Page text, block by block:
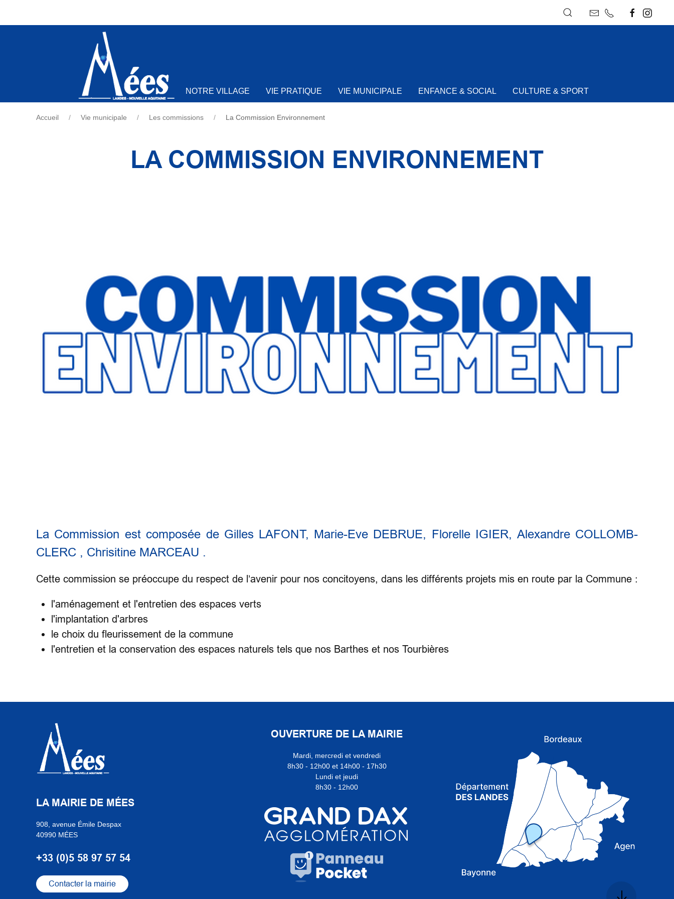
NOTRE VILLAGE VIE PRATIQUE VIE MUNICIPALE ENFANCE & SOCIAL CULTURE & SPORT
Accueil Vie municipale Les commissions La Commission Environnement
LA COMMISSION ENVIRONNEMENT
La Commission est composée de Gilles LAFONT, Marie-Eve DEBRUE, Florelle IGIER, Alexandre COLLOMB-
CLERC , Chrisitine MARCEAU .
Cette commission se préoccupe du respect de l’avenir pour nos concitoyens, dans les différents projets mis en route par la Commune :
l'aménagement et l'entretien des espaces verts
l'implantation d'arbres
le choix du fleurissement de la commune
l'entretien et la conservation des espaces naturels tels que nos Barthes et nos Tourbières
LA MAIRIE DE MÉES
908, avenue Émile Despax
40990 MÉES
+33 (0)5 58 97 57 54
Contacter la mairie
OUVERTURE DE LA MAIRIE
Mardi, mercredi et vendredi
8h30 - 12h00 et 14h00 - 17h30
Lundi et jeudi
8h30 - 12h00